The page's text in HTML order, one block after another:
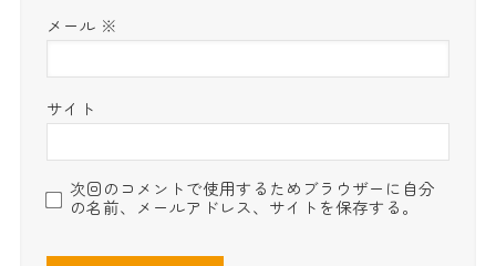
メール ※
サイト
次回のコメントで使用するためブラウザーに自分
の名前、メールアドレス、サイトを保存する。